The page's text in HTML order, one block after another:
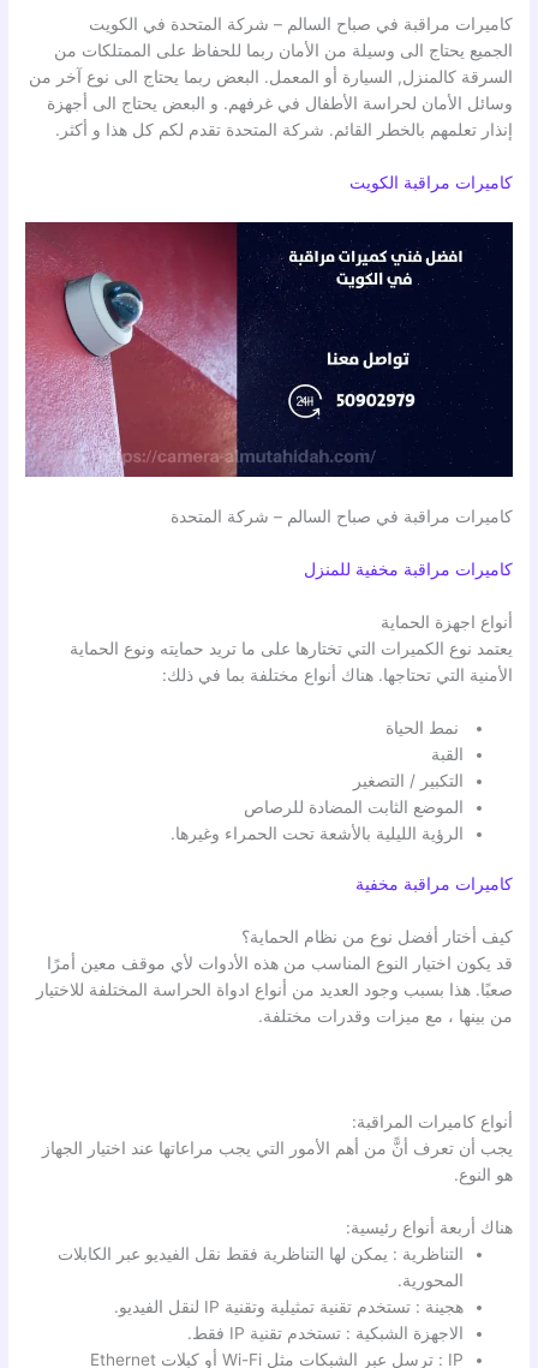
كاميرات مراقبة في صباح السالم – شركة المتحدة في الكويت
الجميع يحتاج الى وسيلة من الأمان ربما للحفاظ على الممتلكات من
السرقة كالمنزل, السيارة أو المعمل. البعض ربما يحتاج الى نوع آخر من
وسائل الأمان لحراسة الأطفال في غرفهم. و البعض يحتاج الى أجهزة
إنذار تعلمهم بالخطر القائم. شركة المتحدة تقدم لكم كل هذا و أكثر.
كاميرات مراقبة الكويت
كاميرات مراقبة في صباح السالم – شركة المتحدة
كاميرات مراقبة مخفية للمنزل
أنواع اجهزة الحماية
يعتمد نوع الكميرات التي تختارها على ما تريد حمايته ونوع الحماية
الأمنية التي تحتاجها. هناك أنواع مختلفة بما في ذلك:
نمط الحياة
القبة
التكبير / التصغير
الموضع الثابت المضادة للرصاص
الرؤية الليلية بالأشعة تحت الحمراء وغيرها.
كاميرات مراقبة مخفية
كيف أختار أفضل نوع من نظام الحماية؟
قد يكون اختيار النوع المناسب من هذه الأدوات لأي موقف معين أمرًا
صعبًا. هذا بسبب وجود العديد من أنواع ادواة الحراسة المختلفة للاختيار
من بينها ، مع ميزات وقدرات مختلفة.
أنواع كاميرات المراقبة:
يجب أن تعرف أنًّ من أهم الأمور التي يجب مراعاتها عند اختيار الجهاز
هو النوع.
هناك أربعة أنواع رئيسية:
التناظرية : يمكن لها التناظرية فقط نقل الفيديو عبر الكابلات
المحورية.
هجينة : تستخدم تقنية تمثيلية وتقنية IP لنقل الفيديو.
الاجهزة الشبكية : تستخدم تقنية IP فقط.
IP : ترسل عبر الشبكات مثل Wi-Fi أو كبلات Ethernet